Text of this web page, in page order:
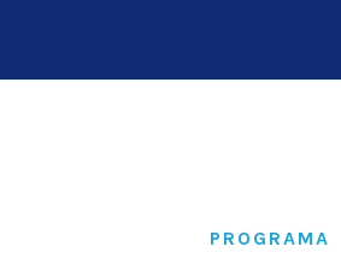
PROGRAMA